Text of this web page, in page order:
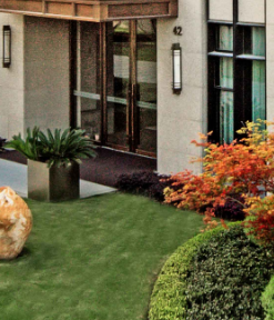
度宽松的货币政策，稳妥化解重点领
市建设领域贷款1.16万亿元
些措施？中央财办最新回应
一步扩围至城市更新设施、酒店、
作要在四方面“下功夫”
性住房再贷款等金融政策措施落地见效
心商业街正式恢复营业，各商户将在
大家见面并提供服务的商铺如下：